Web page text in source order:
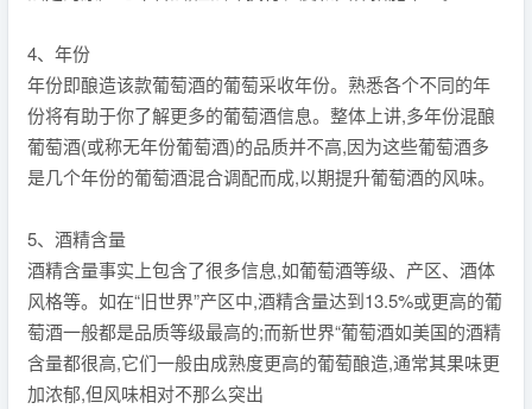
4、年份
年份即酿造该款葡萄酒的葡萄采收年份。熟悉各个不同的年
份将有助于你了解更多的葡萄酒信息。整体上讲,多年份混酿
葡萄酒(或称无年份葡萄酒)的品质并不高,因为这些葡萄酒多
是几个年份的葡萄酒混合调配而成,以期提升葡萄酒的风味。
5、酒精含量
酒精含量事实上包含了很多信息,如葡萄酒等级、产区、酒体
风格等。如在“旧世界”产区中,酒精含量达到13.5%或更高的葡
萄酒一般都是品质等级最高的;而新世界“葡萄酒如美国的酒精
含量都很高,它们一般由成熟度更高的葡萄酿造,通常其果味更
加浓郁,但风味相对不那么突出